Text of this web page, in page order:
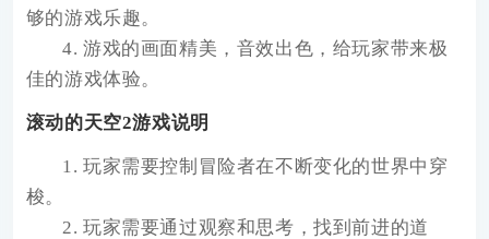
够的游戏乐趣。
4. 游戏的画面精美，音效出色，给玩家带来极
佳的游戏体验。
滚动的天空2游戏说明
1. 玩家需要控制冒险者在不断变化的世界中穿
梭。
2. 玩家需要通过观察和思考，找到前进的道